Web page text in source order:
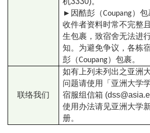
► 因酷彭（Coupang）
收件者资料时常不完整
生包裹，致宿舍无法进
知。为避免争议，各栋
彭（Coupang）包裹。
联络我们
如有上列未列出之亚洲
问题请使用「亚洲大学
宿服组信箱
使用办法请见亚洲大学
册。